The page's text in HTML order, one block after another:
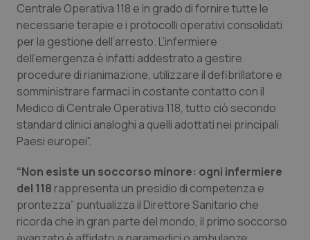
Tiroide
Tumore al seno
Tumore ovarico
Tumori del Polmone & Testa Collo
Ulcera & Reflusso
Vaccini
Centrale Operativa 118 e in grado di fornire tutte le
necessarie terapie e i protocolli operativi consolidati
per la gestione dell’arresto. L’infermiere
dell’emergenza è infatti addestrato a gestire
procedure di rianimazione, utilizzare il defibrillatore e
somministrare farmaci in costante contatto con il
Medico di Centrale Operativa 118, tutto ciò secondo
standard clinici analoghi a quelli adottati nei principali
Paesi europei”.
“Non esiste un soccorso minore: ogni infermiere
del 118 rappresenta un presidio di competenza e
prontezza” puntualizza il Direttore Sanitario che
ricorda che in gran parte del mondo, il primo soccorso